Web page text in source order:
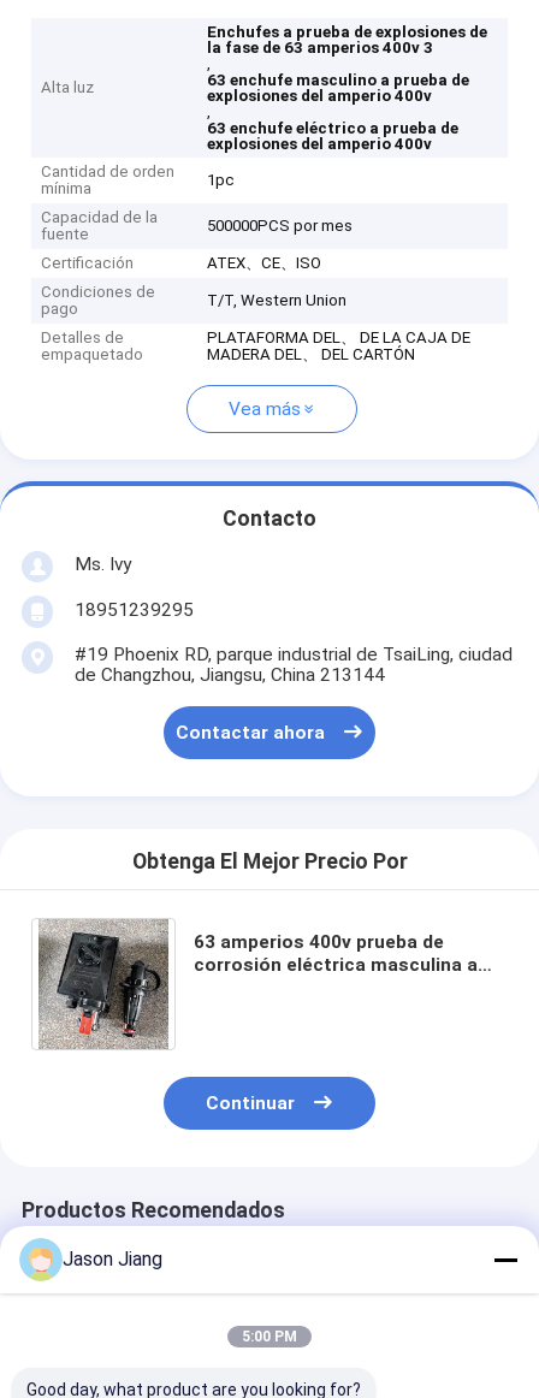
Alta luz
Enchufes a prueba de explosiones de
la fase de 63 amperios 400v 3
,
63 enchufe masculino a prueba de
explosiones del amperio 400v
,
63 enchufe eléctrico a prueba de
explosiones del amperio 400v
Cantidad de orden
mínima
1pc
Capacidad de la
fuente
500000PCS por mes
Certificación
ATEX、CE、ISO
Condiciones de
pago
T/T, Western Union
Detalles de
empaquetado
PLATAFORMA DEL、 DE LA CAJA DE
MADERA DEL、 DEL CARTÓN
Vea más
Contacto
Ms. Ivy
18951239295
#19 Phoenix RD, parque industrial de TsaiLing, ciudad
de Changzhou, Jiangsu, China 213144
Contactar ahora
Obtenga El Mejor Precio Por
63 amperios 400v prueba de
corrosión eléctrica masculina a
Continuar
Productos Recomendados
Jason Jiang
5:00 PM
Good day, what product are you looking for?